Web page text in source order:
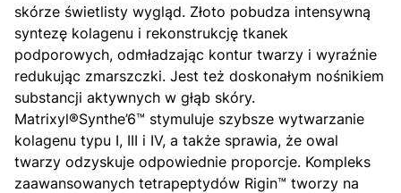
skórze świetlisty wygląd. Złoto pobudza intensywną
syntezę kolagenu i rekonstrukcję tkanek
podporowych, odmładzając kontur twarzy i wyraźnie
redukując zmarszczki. Jest też doskonałym nośnikiem
substancji aktywnych w głąb skóry.
Matrixyl®Synthe’6™ stymuluje szybsze wytwarzanie
kolagenu typu I, III i IV, a także sprawia, że owal
twarzy odzyskuje odpowiednie proporcje. Kompleks
zaawansowanych tetrapeptydów Rigin™ tworzy na